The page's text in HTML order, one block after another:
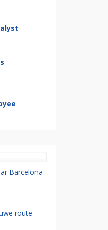
Barcelona
route